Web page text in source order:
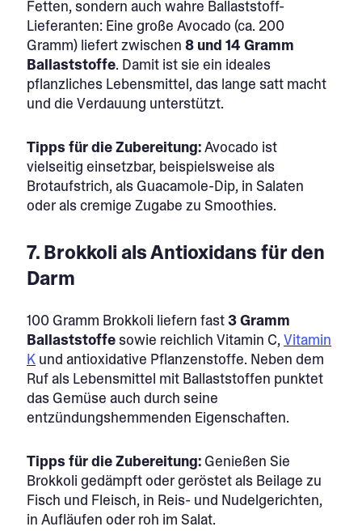
Fetten, sondern auch wahre Ballaststoff-
Lieferanten: Eine große Avocado (ca. 200
Gramm) liefert zwischen 8 und 14 Gramm
Ballaststoffe. Damit ist sie ein ideales
pflanzliches Lebensmittel, das lange satt macht
und die Verdauung unterstützt.
Tipps für die Zubereitung:Avocado ist
vielseitig einsetzbar, beispielsweise als
Brotaufstrich, als Guacamole-Dip, in Salaten
oder als cremige Zugabe zu Smoothies.
7. Brokkoli als Antioxidans für den
Darm
100 Gramm Brokkoli liefern fast3 Gramm
Ballaststoffesowie reichlich Vitamin C,Vitamin
K und antioxidative Pflanzenstoffe. Neben dem
Ruf als Lebensmittel mit Ballaststoffen punktet
das Gemüse auch durch seine
entzündungshemmenden Eigenschaften.
Tipps für die Zubereitung: Genießen Sie
Brokkoli gedämpft oder geröstet als Beilage zu
Fisch und Fleisch, in Reis- und Nudelgerichten,
in Aufläufen oder roh im Salat.